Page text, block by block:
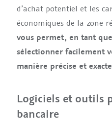
d’achat potentiel et les
économiques de la zone
vous permet, en tant
sélectionner facilement
manière précise et
Logiciels et outils
bancaire